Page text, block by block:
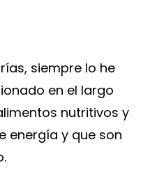
siempre lo he
en el largo
nutritivos y
energía y que son